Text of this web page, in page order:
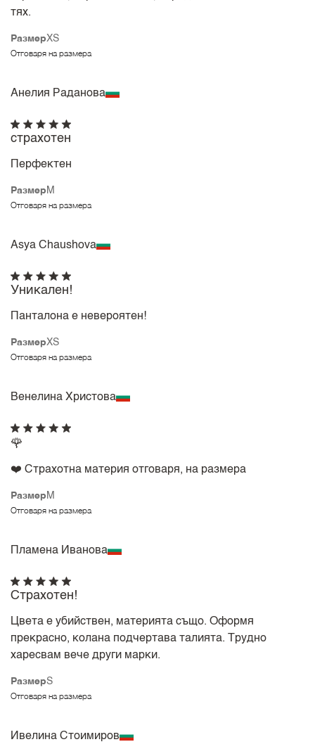
РазмерXS
Отговаря на размера
тях.
Анелия Раданова
Размер M
Отговаря на размера
страхотен
Перфектен
Asya Chaushova
РазмерXS
Отговаря на размера
Уникален!
Панталона е невероятен!
Венелина Христова
Размер M
Отговаря на размера
🌹
❤️ Страхотна материя отговаря, на размера
Пламена Иванова
РазмерS
Отговаря на размера
Страхотен!
Цвета е убийствен, материята също. Оформя
прекрасно, колана подчертава талията. Трудно
харесвам вече други марки.
Ивелина Стоимиров